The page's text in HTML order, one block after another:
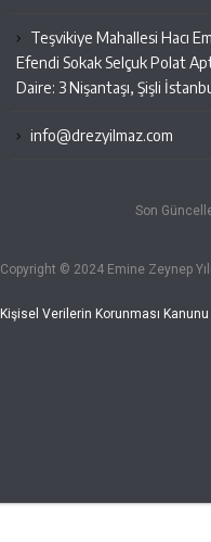
Teşvikiye Mahallesi Hacı
Efendi Sokak Selçuk Polat
Daire: 3 Nişantaşı, Şişli
info@drezyilmaz.com
Son
Copyright © 2024 Emine Zeynep
Kişisel Verilerin Korunması